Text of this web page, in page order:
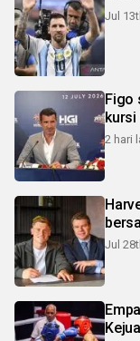
Jul
Figo
kursi
2 hari
Jul